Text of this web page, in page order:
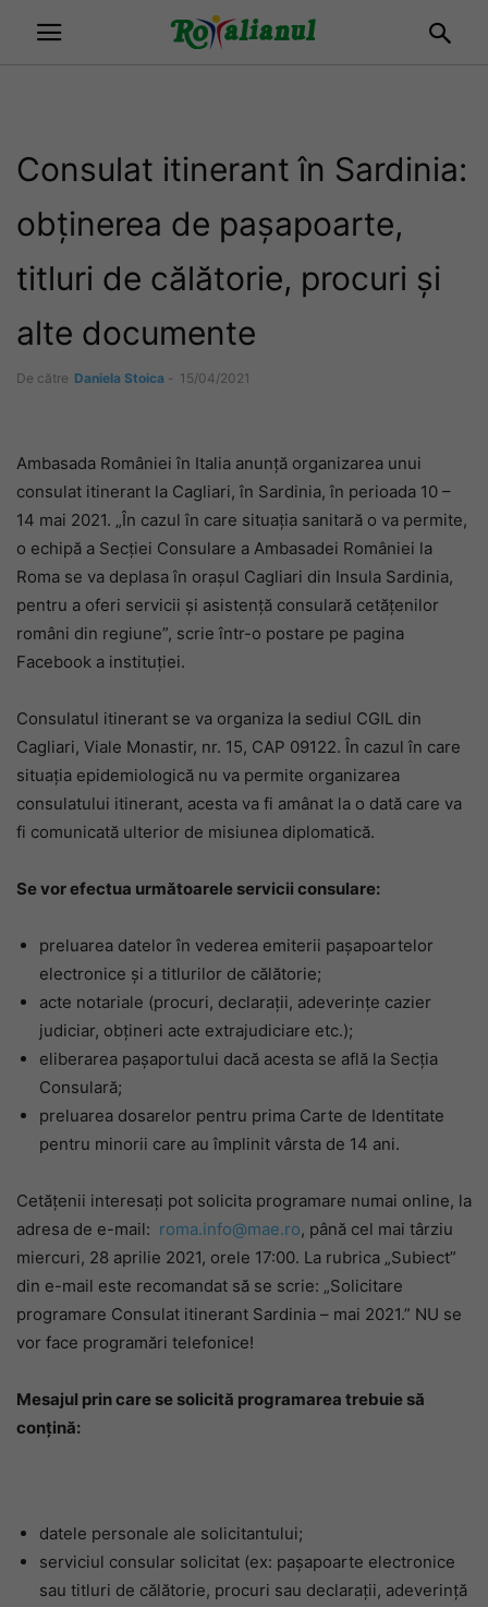
Consulat itinerant în Sardinia:
obținerea de pașapoarte,
titluri de călătorie, procuri și
alte documente
De către Daniela Stoica - 15/04/2021
Ambasada României în Italia anunță organizarea unui
consulat itinerant la Cagliari, în Sardinia, în perioada 10 –
14 mai 2021. „În cazul în care situația sanitară o va permite,
o echipă a Secției Consulare a Ambasadei României la
Roma se va deplasa în orașul Cagliari din Insula Sardinia,
pentru a oferi servicii și asistență consulară cetățenilor
români din regiune”, scrie într-o postare pe pagina
Facebook a instituției.
Consulatul itinerant se va organiza la sediul CGIL din
Cagliari, Viale Monastir, nr. 15, CAP 09122. În cazul în care
situația epidemiologică nu va permite organizarea
consulatului itinerant, acesta va fi amânat la o dată care va
fi comunicată ulterior de misiunea diplomatică.
Se vor efectua următoarele servicii consulare:
preluarea datelor în vederea emiterii pașapoartelor
electronice și a titlurilor de călătorie;
acte notariale (procuri, declarații, adeverințe cazier
judiciar, obțineri acte extrajudiciare etc.);
eliberarea pașaportului dacă acesta se află la Secția
Consulară;
preluarea dosarelor pentru prima Carte de Identitate
pentru minorii care au împlinit vârsta de 14 ani.
Cetățenii interesați pot solicita programare numai online, la
adresa de e-mail: roma.info@mae.ro, până cel mai târziu
miercuri, 28 aprilie 2021, orele 17:00. La rubrica „Subiect”
din e-mail este recomandat să se scrie: „Solicitare
programare Consulat itinerant Sardinia – mai 2021.” NU se
vor face programări telefonice!
Mesajul prin care se solicită programarea trebuie să
conțină:
datele personale ale solicitantului;
serviciul consular solicitat (ex: pașapoarte electronice
sau titluri de călătorie, procuri sau declarații, adeverință